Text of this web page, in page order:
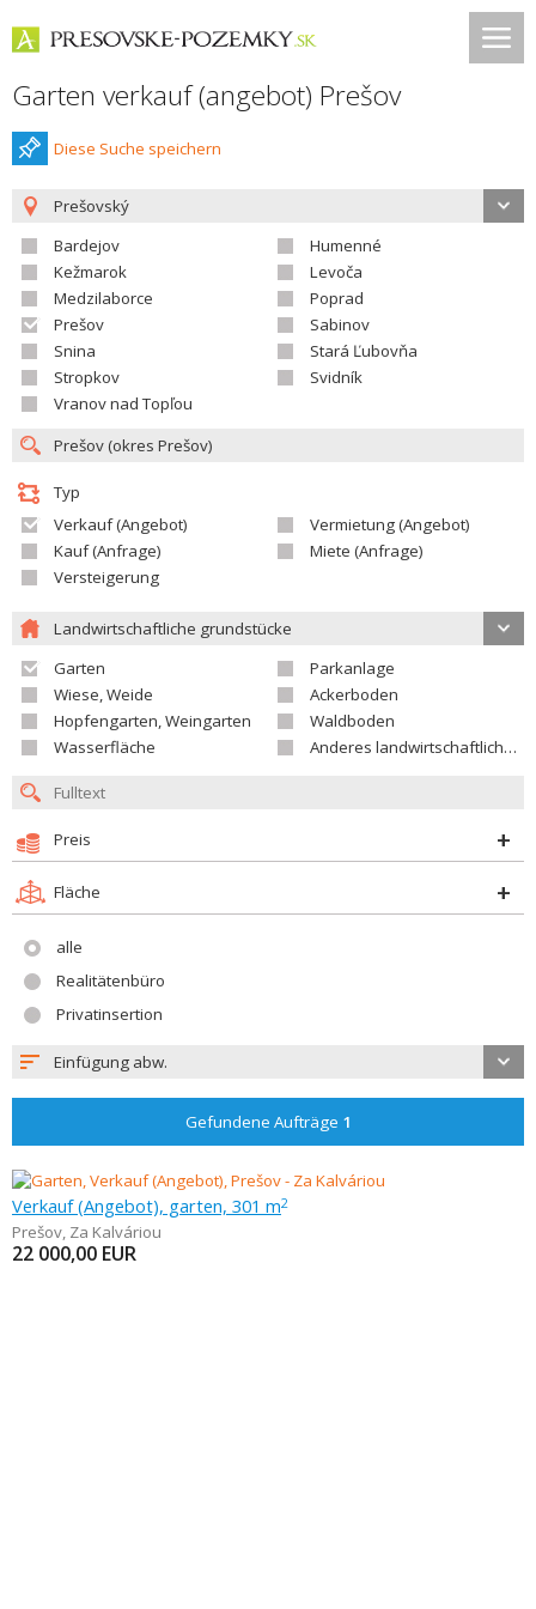
Garten verkauf (angebot) Prešov
Diese Suche speichern
Prešovský
Bardejov
Humenné
Kežmarok
Levoča
Medzilaborce
Poprad
Prešov
Sabinov
Snina
Stará Ľubovňa
Stropkov
Svidník
Vranov nad Topľou
Typ
Verkauf (Angebot)
Vermietung (Angebot)
Kauf (Anfrage)
Miete (Anfrage)
Versteigerung
Landwirtschaftliche grundstücke
Garten
Parkanlage
Wiese, Weide
Ackerboden
Hopfengarten, Weingarten
Waldboden
Wasserfläche
Anderes landwirtschaftliches Grundstück
Preis
Fläche
alle
Realitätenbüro
Privatinsertion
Einfügung abw.
Gefundene Aufträge 1
Verkauf (Angebot), garten, 301 m2
Prešov, Za Kalváriou
22 000,00 EUR